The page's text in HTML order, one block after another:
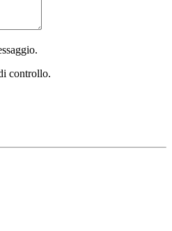
controllo.